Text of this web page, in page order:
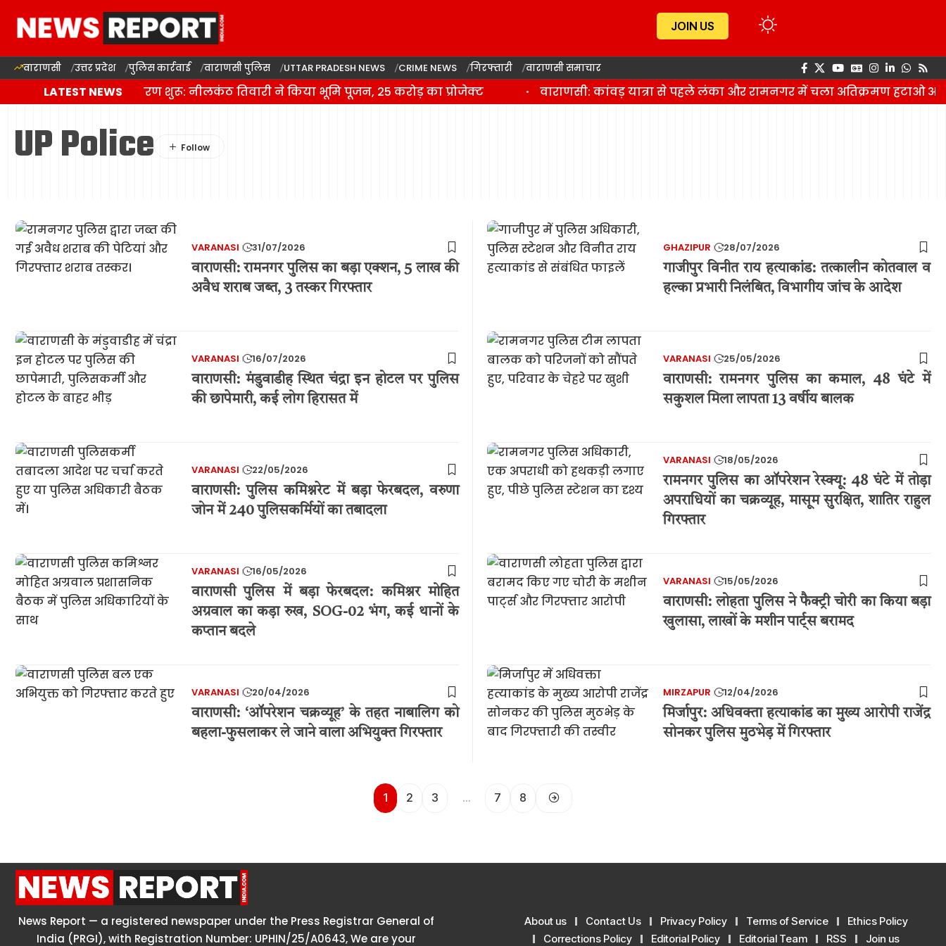
JOIN US
वाराणसी उत्तर प्रदेश पुलिस कार्रवाई वाराणसी पुलिस UTTAR PRADESH NEWS CRIME NEWS गिरफ्तारी वाराणसी समाचार
LATEST NEWS
दालमंडी सड़क चौड़ीकरण शुरू: नीलकंठ तिवारी ने किया भूमि पूजन, 25 करोड़ का प्रोजेक्ट वाराणसी: कांवड़ यात्रा से पहले लंका और रामनगर में चला अतिक्रमण हटाओ
UP Police
VARANASI 31/07/2026
वाराणसी: रामनगर पुलिस का बड़ा एक्शन, 5 लाख की
अवैध शराब जब्त, 3 तस्कर गिरफ्तार
GHAZIPUR 28/07/2026
गाजीपुर विनीत राय हत्याकांड: तत्कालीन कोतवाल व
हल्का प्रभारी निलंबित, विभागीय जांच के आदेश
VARANASI 16/07/2026
वाराणसी: मंडुवाडीह स्थित चंद्रा इन होटल पर पुलिस
की छापेमारी, कई लोग हिरासत में
VARANASI 25/05/2026
वाराणसी: रामनगर पुलिस का कमाल, 48 घंटे में
सकुशल मिला लापता 13 वर्षीय बालक
VARANASI 22/05/2026
वाराणसी: पुलिस कमिश्नरेट में बड़ा फेरबदल, वरुणा
जोन में 240 पुलिसकर्मियों का तबादला
VARANASI 18/05/2026
रामनगर पुलिस का ऑपरेशन रेस्क्यू: 48 घंटे में तोड़ा
अपराधियों का चक्रव्यूह, मासूम सुरक्षित, शातिर राहुल
गिरफ्तार
VARANASI 16/05/2026
वाराणसी पुलिस में बड़ा फेरबदल: कमिश्नर मोहित
अग्रवाल का कड़ा रुख, SOG-02 भंग, कई थानों के
कप्तान बदले
VARANASI 15/05/2026
वाराणसी: लोहता पुलिस ने फैक्ट्री चोरी का किया बड़ा
खुलासा, लाखों के मशीन पार्ट्स बरामद
VARANASI 20/04/2026
वाराणसी: ‘ऑपरेशन चक्रव्यूह’ के तहत नाबालिग को
बहला-फुसलाकर ले जाने वाला अभियुक्त गिरफ्तार
MIRZAPUR 12/04/2026
मिर्जापुर: अधिवक्ता हत्याकांड का मुख्य आरोपी राजेंद्र
सोनकर पुलिस मुठभेड़ में गिरफ्तार
1 2 3 … 7 8
News Report — a registered newspaper under the Press Registrar General of
India (PRGI), with Registration Number: UPHIN/25/A0643, We are your
About us Contact Us Privacy Policy Terms of Service
Ethics Policy
Corrections Policy
Editorial Policy Editorial Team RSS Join us